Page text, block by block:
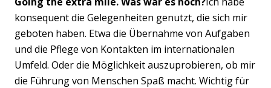
konsequent die Gelegenheiten genutzt, die sich mir
geboten haben. Etwa die Übernahme von Aufgaben
und die Pflege von Kontakten im internationalen
Umfeld. Oder die Möglichkeit auszuprobieren, ob mir
die Führung von Menschen Spaß macht. Wichtig für